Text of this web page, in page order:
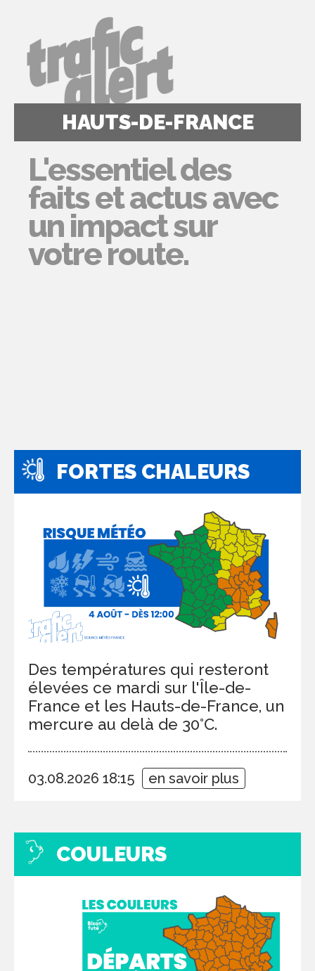
HAUTS-DE-FRANCE
L'essentiel des
faits et actus avec
un impact sur
votre route.
FORTES CHALEURS
Des températures qui resteront
élevées ce mardi sur l'Île-de-
France et les Hauts-de-France, un
mercure au delà de 30°C.
03.08.2026 18:15 en savoir plus
COULEURS